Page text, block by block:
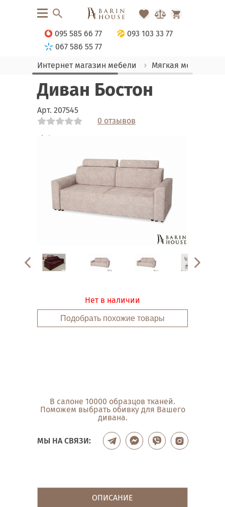
095 585 66 77
093 103 33 77
067 586 55 77
Интернет магазин мебели
Мягкая мебель
Диван Бостон
Арт. 207545
0 отзывов
Link
Link
Link
Link
Link
Link
Нет в наличии
Подобрать похожие товары
В салоне 10000 образцов тканей.
Поможем выбрать обивку для Вашего
дивана.
МЫ НА СВЯЗИ:
ОПИСАНИЕ